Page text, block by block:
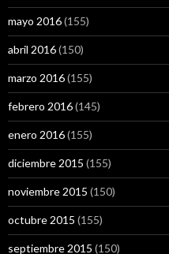
mayo 2016(155)
abril 2016(150)
marzo 2016(155)
febrero 2016(145)
enero 2016(155)
diciembre 2015 (155)
noviembre 2015 (150)
octubre 2015 (155)
septiembre 2015 (150)